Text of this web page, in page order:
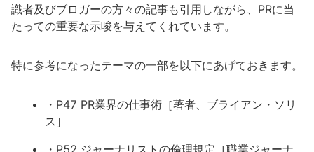
識者及びブロガーの方々の記事も引用しながら、PRに当
たっての重要な示唆を与えてくれています。
特に参考になったテーマの一部を以下にあげておきます。
・P47 PR業界の仕事術［著者、ブライアン・ソリ
ス］
・P52 ジャーナリストの倫理規定［職業ジャーナ